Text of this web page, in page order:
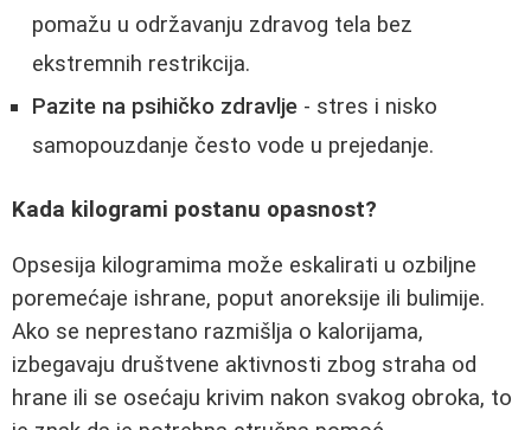
pomažu u održavanju zdravog tela bez
ekstremnih restrikcija.
Pazite na psihičko zdravlje - stres i nisko
samopouzdanje često vode u prejedanje.
Kada kilogrami postanu opasnost?
Opsesija kilogramima može eskalirati u ozbiljne
poremećaje ishrane, poput anoreksije ili bulimije.
Ako se neprestano razmišlja o kalorijama,
izbegavaju društvene aktivnosti zbog straha od
hrane ili se osećaju krivim nakon svakog obroka, to